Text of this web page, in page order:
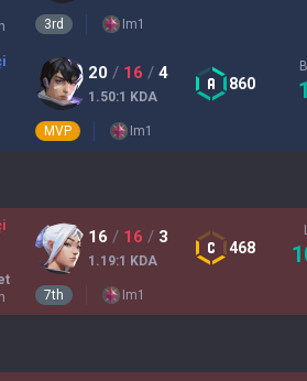
3rd Im1
20 / 16 / 4
1.50:1 KDA
860
MVP Im1
16 / 16 / 3
1.19:1 KDA
468
7th Im1